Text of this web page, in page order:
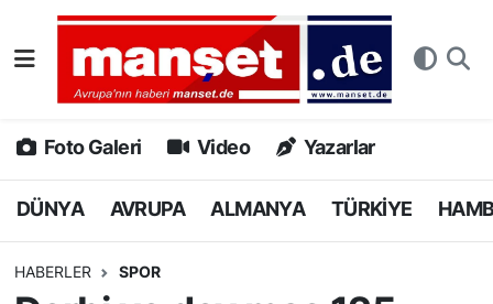
Foto Galeri Video Yazarlar
DÜNYA AVRUPA ALMANYA TÜRKİYE
HABERLER SPOR
DÜNYA
AVRUPA
ALMANYA
Nöbetçi Eczaneler
Hava Durumu
Namaz Vakitleri